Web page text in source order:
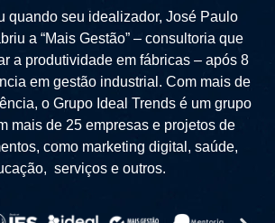
quando seu idealizador, José Paulo
a “Mais Gestão” – consultoria que
a produtividade em fábricas – após 8
em gestão industrial. Com mais de
o Grupo Ideal Trends é um grupo
mais de 25 empresas e projetos de
como marketing digital, saúde,
serviços e outros.